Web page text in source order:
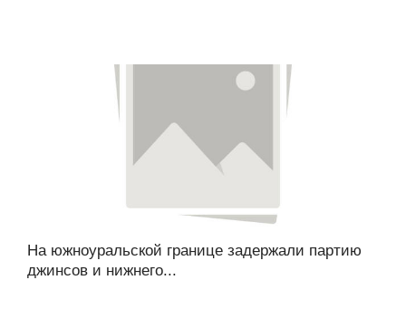
На южноуральской границе задержали партию
джинсов и нижнего...